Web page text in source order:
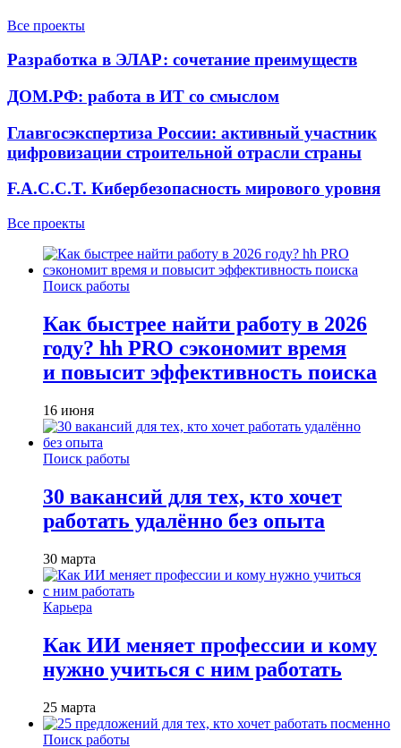
Все проекты
Разработка в ЭЛАР: сочетание преимуществ
ДОМ.РФ: работа в ИТ со смыслом
Главгосэкспертиза России: активный участник
цифровизации строительной отрасли страны
F.A.C.C.T. Кибербезопасность мирового уровня
Все проекты
Поиск работы
Как быстрее найти работу в 2026
году? hh PRO сэкономит время
и повысит эффективность поиска
16 июня
Поиск работы
30 вакансий для тех, кто хочет
работать удалённо без опыта
30 марта
Карьера
Как ИИ меняет профессии и кому
нужно учиться с ним работать
25 марта
Поиск работы